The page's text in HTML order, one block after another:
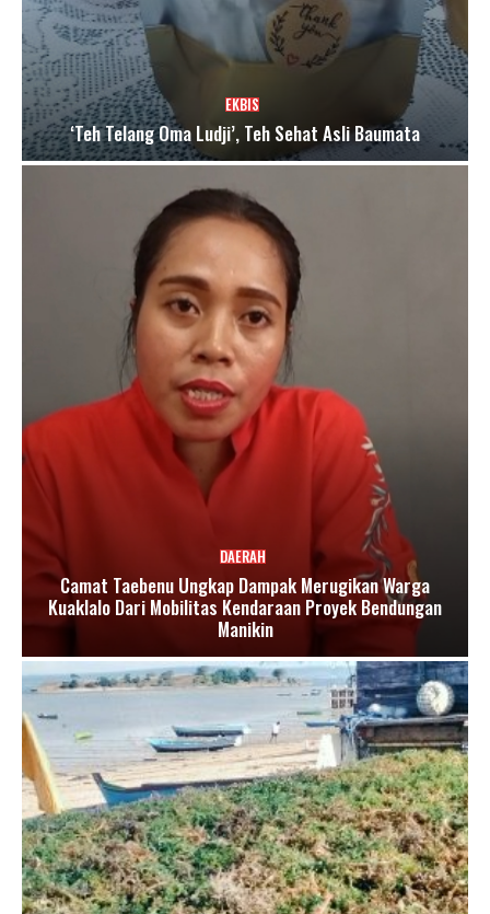
EKBIS
‘Teh Telang Oma Ludji’, Teh Sehat Asli Baumata
DAERAH
Camat Taebenu Ungkap Dampak Merugikan Warga
Kuaklalo Dari Mobilitas Kendaraan Proyek Bendungan
Manikin